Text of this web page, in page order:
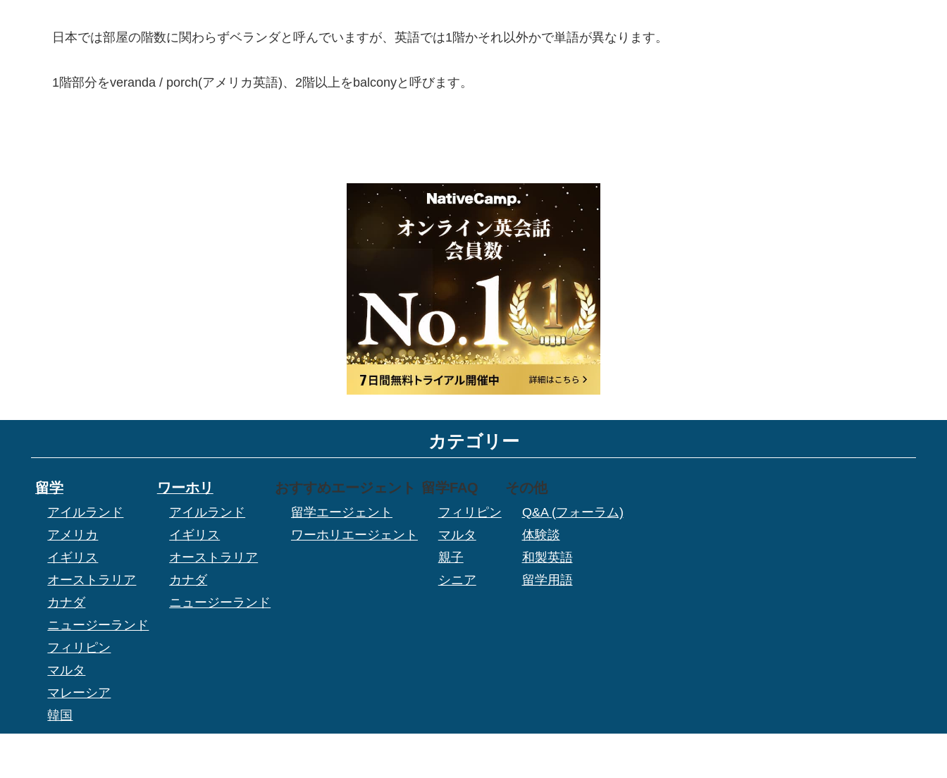
日本では部屋の階数に関わらずベランダと呼んでいますが、英語では1階かそれ以外かで単語が異なります。
1階部分をveranda / porch(アメリカ英語)、2階以上をbalconyと呼びます。
カテゴリー
留学
アイルランド
アメリカ
イギリス
オーストラリア
カナダ
ニュージーランド
フィリピン
マルタ
マレーシア
韓国
ワーホリ
アイルランド
イギリス
オーストラリア
カナダ
ニュージーランド
おすすめエージェント
留学エージェント
ワーホリエージェント
留学FAQ
フィリピン
マルタ
親子
シニア
その他
Q&A (フォーラム)
体験談
和製英語
留学用語